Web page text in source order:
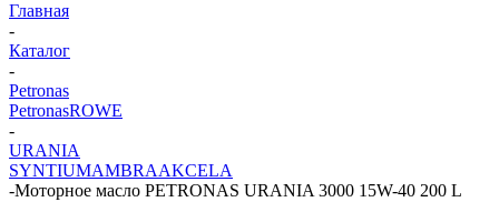
Главная
-
Каталог
-
Petronas
PetronasROWE
-
URANIA
SYNTIUMAMBRAAKCELA
-Моторное масло PETRONAS URANIA 3000 15W-40 200 L